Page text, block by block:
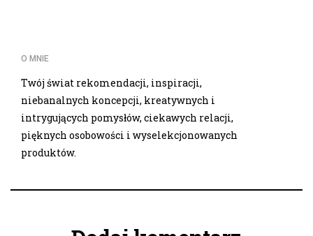
O MNIE
Twój świat rekomendacji, inspiracji,
niebanalnych koncepcji, kreatywnych i
intrygujących pomysłów, ciekawych relacji,
pięknych osobowości i wyselekcjonowanych
produktów.